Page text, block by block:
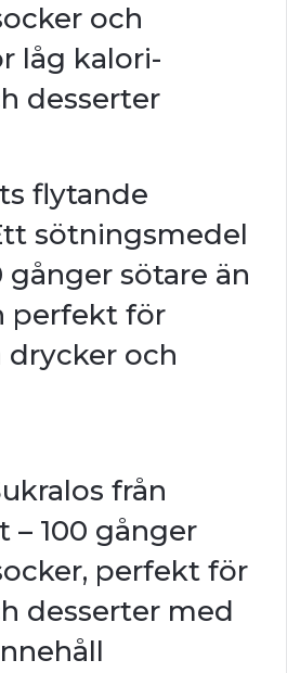
och
låg kalori-
desserter
flytande
sötningsmedel
gånger sötare än
perfekt för
drycker och
från
– 100 gånger
perfekt för
desserter med